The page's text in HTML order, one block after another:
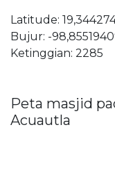
Latitude:
Bujur: -
Ketinggian: 2285
Peta masjid
Acuautla